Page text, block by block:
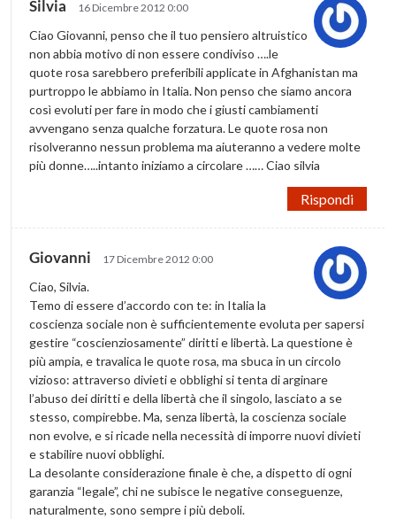
Silvia 16 Dicembre 2012 0:00
Ciao Giovanni, penso che il tuo pensiero altruistico
non abbia motivo di non essere condiviso ….le
quote rosa sarebbero preferibili applicate in Afghanistan ma
purtroppo le abbiamo in Italia. Non penso che siamo ancora
così evoluti per fare in modo che i giusti cambiamenti
avvengano senza qualche forzatura. Le quote rosa non
risolveranno nessun problema ma aiuteranno a vedere molte
più donne…..intanto iniziamo a circolare …… Ciao silvia
Rispondi
Giovanni 17 Dicembre 2012 0:00
Ciao, Silvia.
Temo di essere d’accordo con te: in Italia la
coscienza sociale non è sufficientemente evoluta per sapersi
gestire “coscienziosamente” diritti e libertà. La questione è
più ampia, e travalica le quote rosa, ma sbuca in un circolo
vizioso: attraverso divieti e obblighi si tenta di arginare
l’abuso dei diritti e della libertà che il singolo, lasciato a se
stesso, compirebbe. Ma, senza libertà, la coscienza sociale
non evolve, e si ricade nella necessità di imporre nuovi divieti
e stabilire nuovi obblighi.
La desolante considerazione finale è che, a dispetto di ogni
garanzia “legale”, chi ne subisce le negative conseguenze,
naturalmente, sono sempre i più deboli.